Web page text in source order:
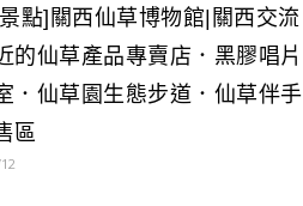
點]關西仙草博物館|關西交流
的仙草產品專賣店．黑膠唱片
．仙草園生態步道．仙草伴手
區